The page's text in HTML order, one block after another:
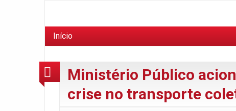
Início
Ministério Público
crise no transporte